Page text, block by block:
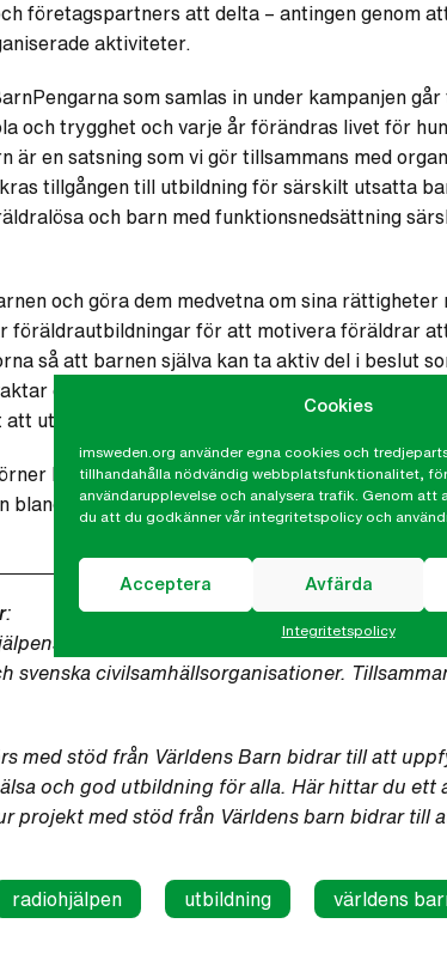
Cookies
imsweden.org använder egna cookies och
tillhandahålla nödvändig webbplatsfunktionalitet,
användarupplevelse och analysera trafik. Genom att
du att du godkänner vår integritetspolicy och
Acceptera Avfärda
Integritetspolicy
företagspartners att delta – antingen genom
aktiviteter.
som samlas in under kampanjen
och trygghet och varje år förändras livet för
är en satsning som vi gör tillsammans med
tillgången till utbildning för särskilt utsatta
och barn med funktionsnedsättning
och göra dem medvetna om sina
föräldrautbildningar för att motivera föräldrar
så att barnen själva kan ta aktiv del i beslut
också rektorer, skolmyndigheter och andra
utbildning av god kvalitet – för alla – ska bli
besökte projektet i augusti och på Världens
bland annat om hur viktigt det är att de utsatta
:
största insamlingskampanj och ett
svenska civilsamhällsorganisationer.
med stöd från Världens Barn bidrar till att
och god utbildning för alla. Här hittar du ett
projekt med stöd från Världens barn bidrar till
radiohjälpen utbildning världens